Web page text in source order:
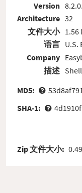
Version
Architecture
文件大小
语言
Company
描述
32
1.56
U.S.
MD5:
SHA-1:
Zip 文件大小: